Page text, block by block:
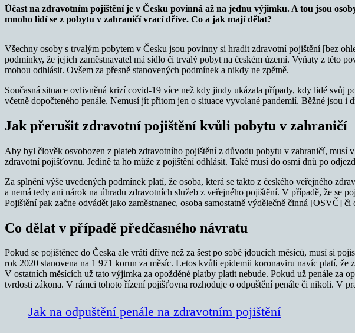
Účast na zdravotním pojištění je v Česku povinná až na jednu výjimku. A tou jsou
mnoho lidí se z pobytu v zahraničí vrací dříve. Co a jak mají dělat?
Všechny osoby s trvalým pobytem v Česku jsou povinny si hradit zdravotní pojištění [bez
podmínky, že jejich zaměstnavatel má sídlo či trvalý pobyt na českém území. Vyňaty z této
mohou odhlásit. Ovšem za přesně stanovených podmínek a nikdy ne zpětně.
Současná situace ovlivněná krizí covid-19 více než kdy jindy ukázala případy, kdy lidé svůj
včetně dopočteného penále. Nemusí jít přitom jen o situace vyvolané pandemií. Běžné jsou
Jak přerušit zdravotní pojištění kvůli pobytu v zahraničí
Aby byl člověk osvobozen z plateb zdravotního pojištění z důvodu pobytu v zahraničí, musí
zdravotní pojišťovnu. Jedině ta ho může z pojištění odhlásit. Také musí do osmi dnů po
Za splnění výše uvedených podmínek platí, že osoba, která se takto z českého veřejného
a nemá tedy ani nárok na úhradu zdravotních služeb z veřejného pojištění. V případě, že se
Pojištění pak začne odvádět jako zaměstnanec, osoba samostatně výdělečně činná
Co dělat v případě předčasného návratu
Pokud se pojištěnec do Česka ale vrátí dříve než za šest po sobě jdoucích měsíců, musí si
rok 2020 stanovena na 1 971 korun za měsíc. Letos kvůli epidemii koronaviru navíc platí,
V ostatních měsících už tato výjimka za opožděné platby platit nebude. Pokud už penále za
tvrdosti zákona. V rámci tohoto řízení pojišťovna rozhoduje o odpuštění penále či nikoli. V
Jak na odpuštění penále na zdravotním pojištění